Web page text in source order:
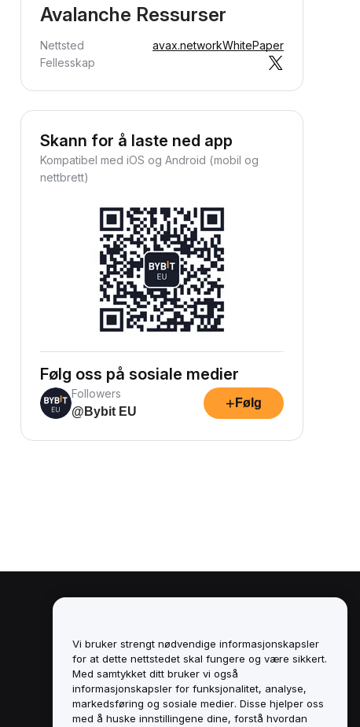
Avalanche Ressurser
Nettsted avax.networkWhitePaper
Fellesskap
Skann for å laste ned app
Kompatibel med iOS og Android (mobil og
nettbrett)
Følg oss på sosiale medier
Followers
@Bybit EU
+ Følg
Retningslinjer for
interessekonflikter
Sammendrag av retningslinjene for
oppbevaring og administrasjon
ESG-informasjon
Vi bruker strengt nødvendige informasjonskapsler
for at dette nettstedet skal fungere og være sikkert.
Med samtykket ditt bruker vi også
informasjonskapsler for funksjonalitet, analyse,
markedsføring og sosiale medier. Disse hjelper oss
med å huske innstillingene dine, forstå hvordan